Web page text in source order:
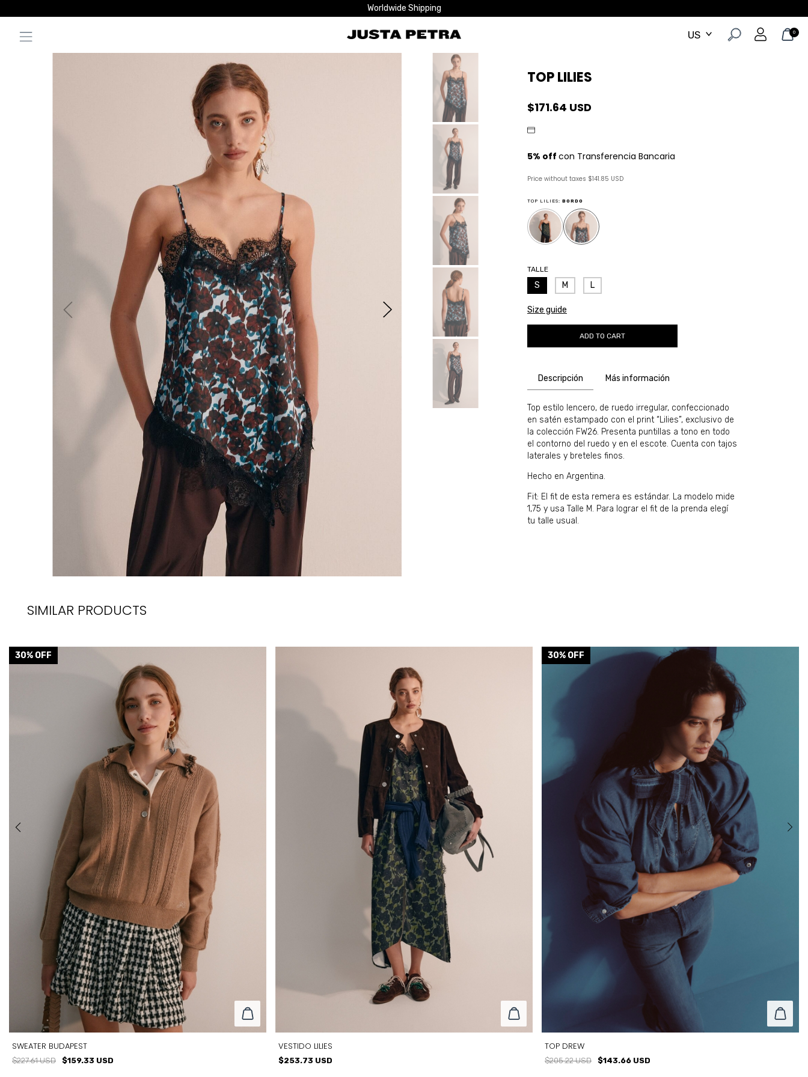
Worldwide Shipping
0
TOP LILIES
$171.64 USD
Price without taxes $141.85 USD
TOP LILIES: BORDO
TALLE
S M L
Size guide
Descripción Más información
Top estilo lencero, de ruedo irregular, confeccionado
en satén estampado con el print “Lilies”, exclusivo de
la colección FW26. Presenta puntillas a tono en todo
el contorno del ruedo y en el escote. Cuenta con tajos
laterales y breteles finos.
Hecho en Argentina.
Fit: El fit de esta remera es estándar. La modelo mide
1,75 y usa Talle M. Para lograr el fit de la prenda elegí
tu talle usual.
SIMILAR PRODUCTS
30% OFF
SWEATER BUDAPEST
$227.61 USD $159.33 USD
VESTIDO LILIES
$253.73 USD
30% OFF
TOP DREW
$205.22 USD $143.66 USD